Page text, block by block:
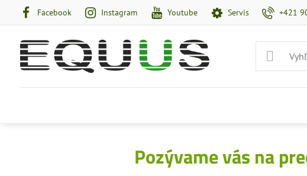
Facebook Instagram Youtube Servis +421
Pozývame vás na